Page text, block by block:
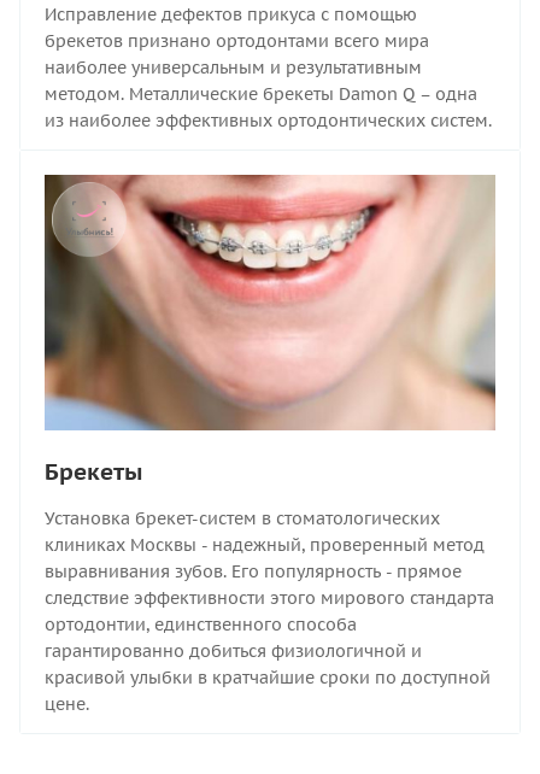
Исправление дефектов прикуса с помощью
брекетов признано ортодонтами всего мира
наиболее универсальным и результативным
методом. Металлические брекеты Damon Q – одна
из наиболее эффективных ортодонтических систем.
Брекеты
Установка брекет-систем в стоматологических
клиниках Москвы - надежный, проверенный метод
выравнивания зубов. Его популярность - прямое
следствие эффективности этого мирового стандарта
ортодонтии, единственного способа
гарантированно добиться физиологичной и
красивой улыбки в кратчайшие сроки по доступной
цене.